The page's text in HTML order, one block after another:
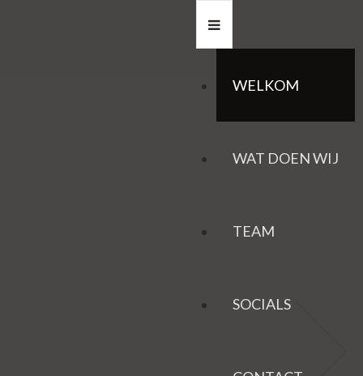
WELKOM
WAT DOEN WIJ
TEAM
SOCIALS